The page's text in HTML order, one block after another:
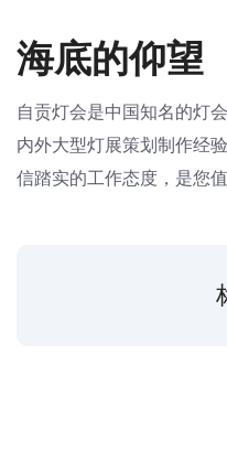
海底的仰望
自贡灯会是中国知名的灯
内外大型灯展策划制作经
信踏实的工作态度，是您